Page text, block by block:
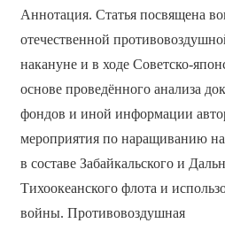
Аннотация. Статья посвящена
отечественной
накануне и в ходе Советско-
основе проведённого анализа
фондов и иной информации
мероприятия по наращиванию
в составе Забайкальского и
Тихоокеанского флота и
войны. Противовоздушная